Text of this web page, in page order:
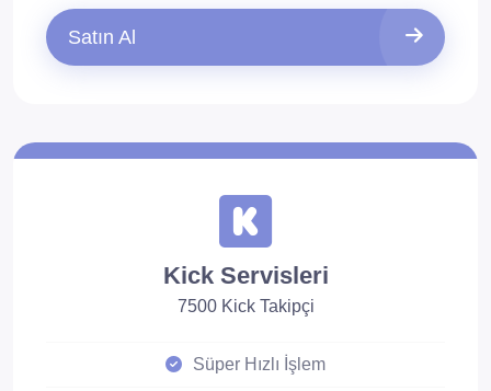
Satın Al
Kick Servisleri
7500 Kick Takipçi
Süper Hızlı İşlem